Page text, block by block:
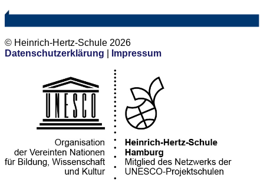
© Heinrich-Hertz-Schule 2026
Datenschutzerklärung
Impressum